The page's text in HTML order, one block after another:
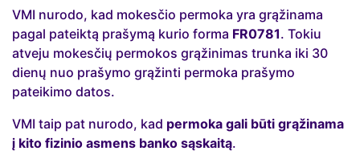
VMI nurodo, kad mokesčio permoka yra grąžinama
pagal pateiktą prašymą kurio forma FR0781. Tokiu
atveju mokesčių permokos grąžinimas trunka iki 30
dienų nuo prašymo grąžinti permoka prašymo
pateikimo datos.
VMI taip pat nurodo, kad permoka gali būti grąžinama
į kito fizinio asmens banko sąskaitą.